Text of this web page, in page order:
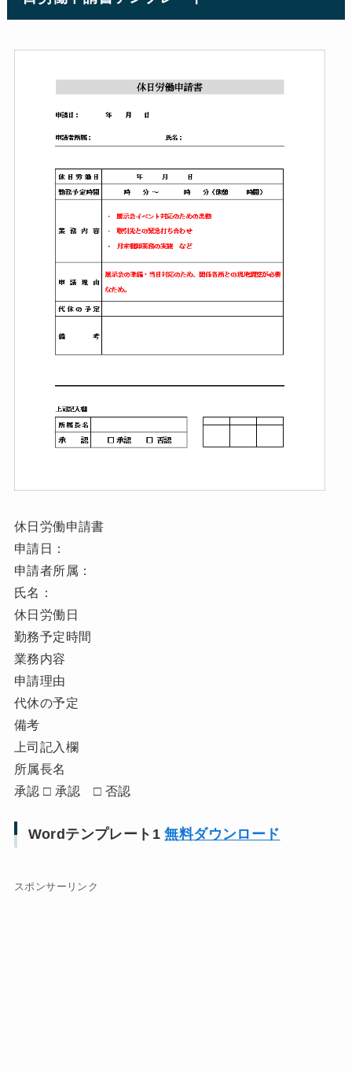
休日労働申請書
申請日：
申請者所属：
氏名：
休日労働日
勤務予定時間
業務内容
申請理由
代休の予定
備考
上司記入欄
所属長名
承認 □ 承認 □ 否認
Wordテンプレート1無料ダウンロード
スポンサーリンク